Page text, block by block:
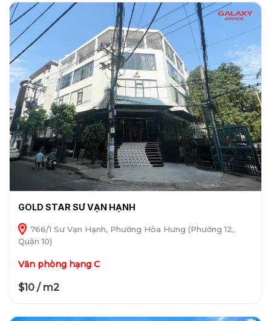
GOLD STAR SƯ VẠN HẠNH
766/1 Sư Vạn Hạnh, Phường Hòa Hưng (Phường 12,
Quận 10)
Văn phòng hạng C
$10 / m2